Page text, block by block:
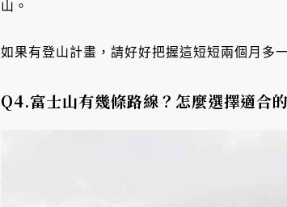
山。
如果有登山計畫，請好好把握這短短兩個月多
Q4.富士山有幾條路線？怎麼選擇適合